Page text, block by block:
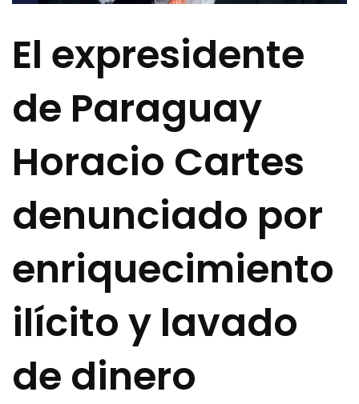
El expresidente
de Paraguay
Horacio Cartes
denunciado por
enriquecimiento
ilícito y lavado
de dinero